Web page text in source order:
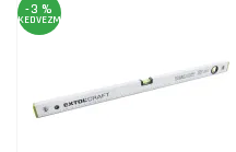
-3 %
KEDVEZMÉNY